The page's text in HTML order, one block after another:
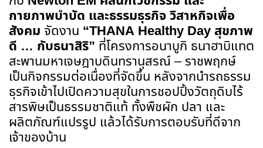
กายภาพบำบัด และธรรมธุรกิจ วิสาหกิจเพื่อ
สังคม จัดงาน “THANA Healthy Day สุขภาพ
ดี … กับธนาสิริ” ที่โครงการอนาบูกิ ธนาฮาบิแทต
สะพานมหาเจษฎาบดินทรานุสรณ์ – ราชพฤกษ์
เป็นกิจกรรมต่อเนื่องที่จัดขึ้น หลังจากนำรถธรรม
ธุรกิจเข้าไปเปิดความสุขในการชอปปิ้งวัตถุดิบไร้
สารพิษเป็นธรรมชาติแท้ ทั้งพืชผัก ปลา และ
ผลิตภัณฑ์แปรรูป แล้วได้รับการตอบรับที่ดีจาก
เจ้าของบ้าน